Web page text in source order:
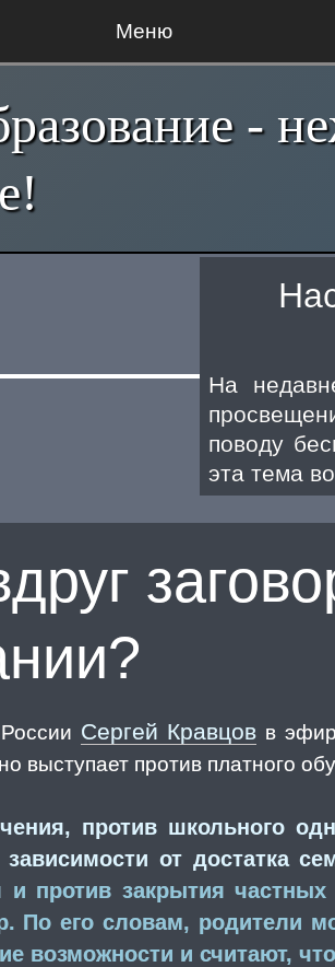
Меню
-
На
поводу
эта тема
Сергей Кравцов в
выступает против платного
против школьного
от достатка
и против закрытия
По его словам, родители
возможности и считают,